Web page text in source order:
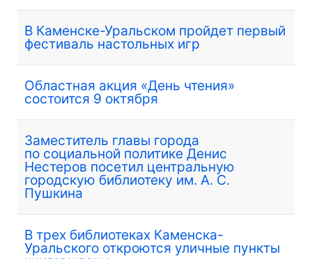
В Каменске-Уральском пройдет первый
фестиваль настольных игр
Областная акция «День чтения»
состоится 9 октября
Заместитель главы города
по социальной политике Денис
Нестеров посетил центральную
городскую библиотеку им. А. С.
Пушкина
В трех библиотеках Каменска-
Уральского откроются уличные пункты